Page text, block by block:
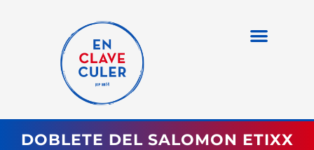
DOBLETE DEL SALOMON ETIXX